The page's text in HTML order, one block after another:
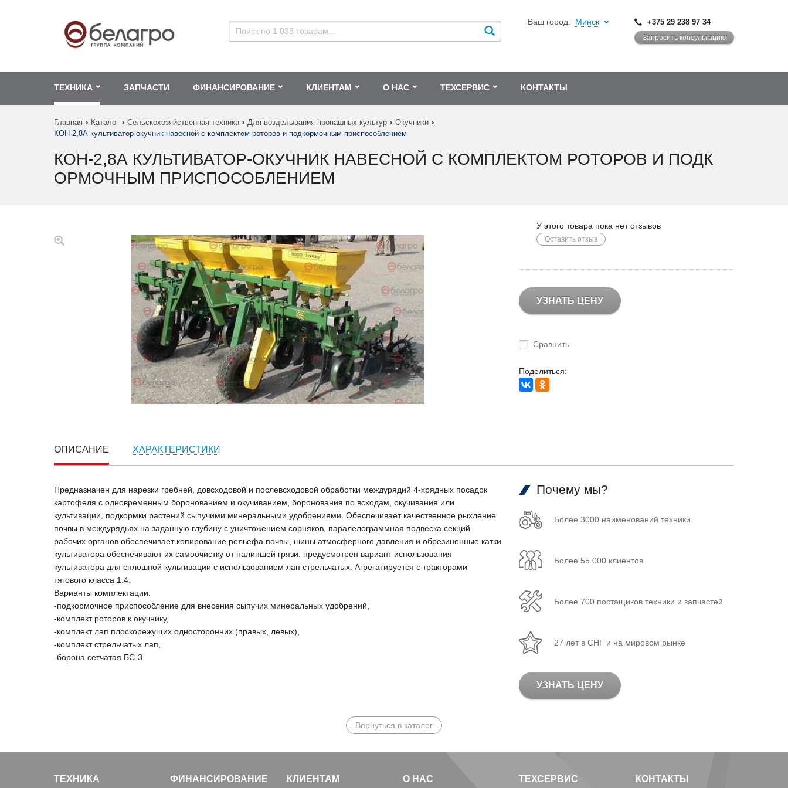
Ваш город: Минск +375 29 238 97 34
Запросить консультацию
ТЕХНИКА ЗАПЧАСТИ ФИНАНСИРОВАНИЕ КЛИЕНТАМ О НАС ТЕХСЕРВИС КОНТАКТЫ
Главная Каталог Сельскохозяйственная техника Для возделывания пропашных культур
Окучники
КОН-2,8А культиватор-окучник навесной с комплектом роторов и подкормочным приспособлением
КОН-2,8А КУЛЬТИВАТОР-ОКУЧНИК НАВЕСНОЙ С КОМПЛЕКТОМ РОТОРОВ И ПОДК
ОРМОЧНЫМ ПРИСПОСОБЛЕНИЕМ
У этого товара пока нет отзывов
Оставить отзыв
УЗНАТЬ ЦЕНУ
Сравнить
Поделиться:
ОПИСАНИЕ ХАРАКТЕРИСТИКИ
Предназначен для нарезки гребней, довсходовой и послевсходовой обработки междурядий 4-хрядных посадок
картофеля с одновременным боронованием и окучиванием, боронования по всходам, окучивания или
культивации, подкормки растений сыпучими минеральными удобрениями. Обеспечивает качественное рыхление
почвы в междурядьях на заданную глубину с уничтожением сорняков, паралелограммная подвеска секций
рабочих органов обеспечивает копирование рельефа почвы, шины атмосферного давления и обрезиненные катки
культиватора обеспечивают их самоочистку от налипшей грязи, предусмотрен вариант использования
культиватора для сплошной культивации с использованием лап стрельчатых. Агрегатируется с тракторами
тягового класса 1.4.
Варианты комплектации:
-подкормочное приспособление для внесения сыпучих минеральных удобрений,
-комплект роторов к окучнику,
-комплект лап плоскорежущих односторонних (правых, левых),
-комплект стрельчатых лап,
-борона сетчатая БС-3.
Почему мы?
Более 3000 наименований техники
Более 55 000 клиентов
Более 700 постащиков техники и запчастей
27 лет в СНГ и на мировом рынке
УЗНАТЬ ЦЕНУ
Вернуться в каталог
ТЕХНИКА ФИНАНСИРОВАНИЕ КЛИЕНТАМ О НАС ТЕХСЕРВИС КОНТАКТЫ